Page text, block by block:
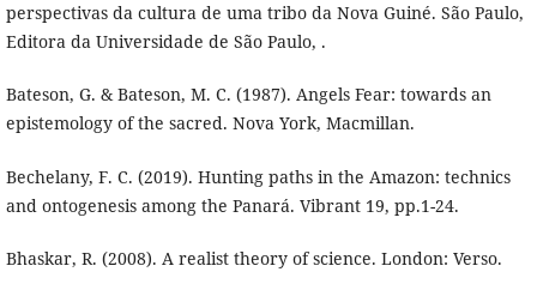
perspectivas da cultura de uma tribo da Nova Guiné. São Paulo,
Editora da Universidade de São Paulo, .
Bateson, G. & Bateson, M. C. (1987). Angels Fear: towards an
epistemology of the sacred. Nova York, Macmillan.
Bechelany, F. C. (2019). Hunting paths in the Amazon: technics
and ontogenesis among the Panará. Vibrant 19, pp.1-24.
Bhaskar, R. (2008). A realist theory of science. London: Verso.